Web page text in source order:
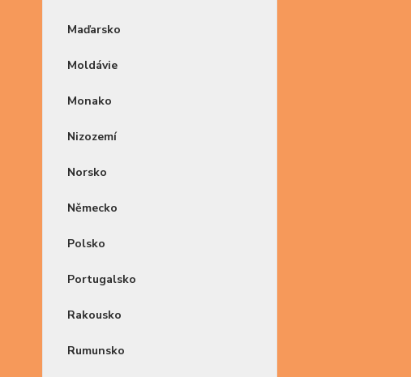
Maďarsko
Moldávie
Monako
Nizozemí
Norsko
Německo
Polsko
Portugalsko
Rakousko
Rumunsko